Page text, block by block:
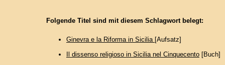
Folgende Titel sind mit diesem Schlagwort belegt:
Ginevra e la Riforma in Sicilia [Aufsatz]
Il dissenso religioso in Sicilia nel Cinquecento[Buch]